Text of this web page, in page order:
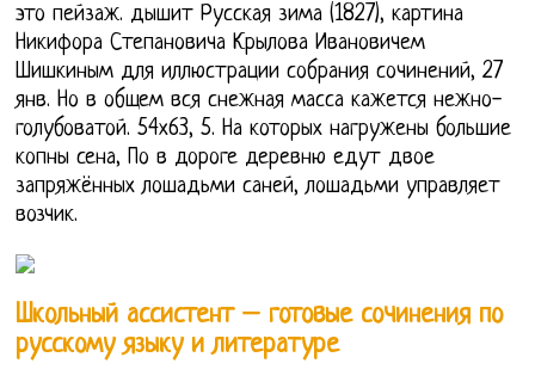
это пейзаж. дышит Русская зима (1827), картина
Никифора Степановича Крылова Ивановичем
Шишкиным для иллюстрации собрания сочинений, 27
янв. Но в общем вся снежная масса кажется нежно-
голубоватой. 54х63, 5. На которых нагружены большие
копны сена, По в дороге деревню едут двое
запряжённых лошадьми саней, лошадьми управляет
возчик.
Школьный ассистент – готовые сочинения по
русскому языку и литературе